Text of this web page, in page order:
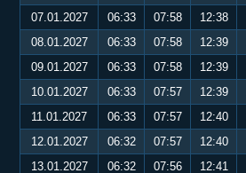
07.01.2027
06:33 07:58 12:38
08.01.2027
06:33 07:58 12:39
09.01.2027
06:33 07:58 12:39
10.01.2027
06:33 07:57 12:39
11.01.2027
06:33 07:57 12:40
12.01.2027
06:32 07:57 12:40
13.01.2027
06:32 07:56 12:41